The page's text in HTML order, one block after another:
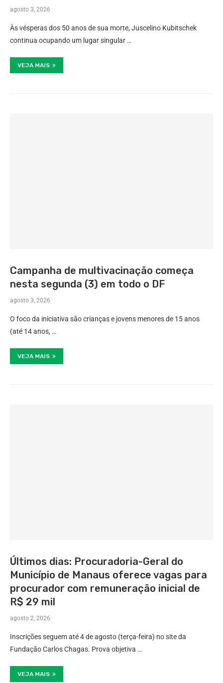
agosto 3, 2026
Às vésperas dos 50 anos de sua morte, Juscelino Kubitschek
continua ocupando um lugar singular …
VEJA MAIS
Campanha de multivacinação começa
nesta segunda (3) em todo o DF
agosto 3, 2026
O foco da iniciativa são crianças e jovens menores de 15 anos
(até 14 anos, …
VEJA MAIS
Últimos dias: Procuradoria-Geral do
Município de Manaus oferece vagas para
procurador com remuneração inicial de
R$ 29 mil
agosto 2, 2026
Inscrições seguem até 4 de agosto (terça-feira) no site da
Fundação Carlos Chagas. Prova objetiva …
VEJA MAIS